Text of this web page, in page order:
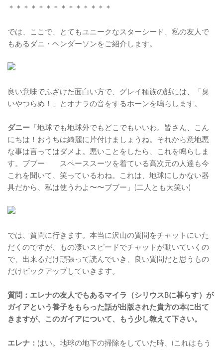
＊＊＊＊＊＊＊＊＊＊＊＊＊＊
では、ここで、とてもユニークなスターシード、私の友人で
もあるダニ・ヘンダーソンをご紹介します。
良い意味でふざけた面白い方で、グレイ種族の話には、「臭
いやつらめ！」とオナラの音をするホーンを鳴らします。
ダニー 「地球でも地球外でもどこでもいいわ。皆さん、こん
にちは！おうちは綺麗に片付けましょうね。それから意地悪
な事は言ってはダメよ。悪いことをしたら、これを鳴らしま
す。ブブー スペーススーツを着ている高次元の人達も今
これを聞いて、笑っているわね。これは、地球にしかない器
具だから、私は使うわよ〜〜ブブー」(二人とも大笑い)
では、質問に行きます。本当に沢山の質問をチャットにいた
だくのですが、もの凄いスピードでチャットが動いていくの
で、出来るだけ頑張って読んでいき、良い質問だと思うもの
だけピックアップしていきます。
質問：エレナの友人でもあるマイラ（シリウスBに暮らす）が
ガイアという養子をもらった話が出版された貴方の本に出て
きますが、このガイアについて、もう少し教えて下さい。
エレナ： はい。地球の地下の掃除をしていた時、(これはもう